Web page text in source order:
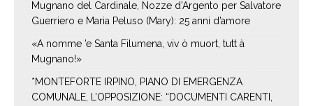
Mugnano del Cardinale, Nozze d’Argento per Salvatore
Guerriero e Maria Peluso (Mary): 25 anni d’amore
«A nomme ’e Santa Filumena, viv ò muort, tutt à
Mugnano!»
*MONTEFORTE IRPINO, PIANO DI EMERGENZA
COMUNALE, L’OPPOSIZIONE: “DOCUMENTI CARENTI,